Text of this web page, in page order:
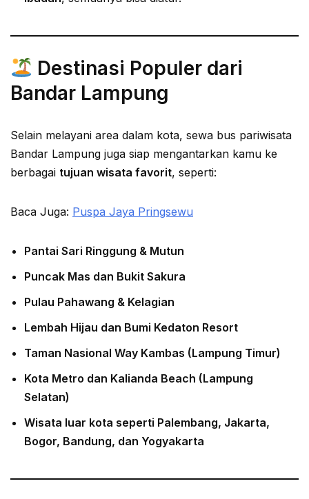
Destinasi Populer dari
Bandar Lampung
Selain melayani area dalam kota, sewa bus pariwisata
Bandar Lampung juga siap mengantarkan kamu ke
berbagai tujuan wisata favorit, seperti:
Baca Juga: Puspa Jaya Pringsewu
Pantai Sari Ringgung & Mutun
Puncak Mas dan Bukit Sakura
Pulau Pahawang & Kelagian
Lembah Hijau dan Bumi Kedaton Resort
Taman Nasional Way Kambas (Lampung Timur)
Kota Metro dan Kalianda Beach (Lampung
Selatan)
Wisata luar kota seperti Palembang, Jakarta,
Bogor, Bandung, dan Yogyakarta